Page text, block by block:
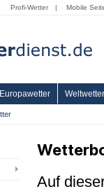
Profi-Wetter | Mobile
Europawetter Weltwetter
Auf